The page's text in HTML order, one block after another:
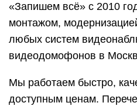
«Запишем всё» с 2010
монтажом,
любых систем
видеодомофонов в
Мы работаем быстро,
доступным ценам.